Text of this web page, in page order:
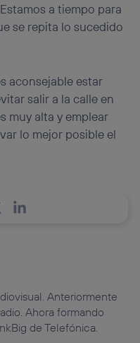
a tiempo para
se repita lo sucedido
aconsejable estar
salir a la calle en
muy alta y emplear
lo mejor posible el
Anteriormente
Ahora formando
de Telefónica.